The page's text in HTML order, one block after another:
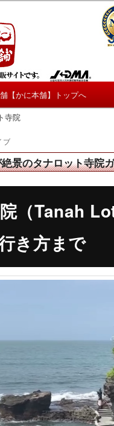
たくじょー
情報や興味深い記事をお届
【かに本舗】トップへ
寺院
ブ
景のタナロット寺院
（Tanah
き方まで